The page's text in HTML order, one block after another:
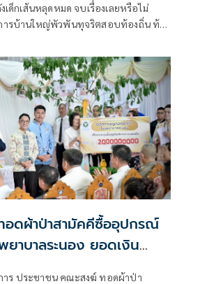
เด็กเส้นหลุดหมด จบเรื่องเลยหรือไม่
ารบ้านใหญ่พัวพันทุจริตสอบท้องถิ่น ท้า
ดผ้าป่าสามัคคีซื้ออุปกรณ์
ยาบาลระนอง ยอดเงิน
าร ประชาชน คณะสงฆ์ ทอดผ้าป่า